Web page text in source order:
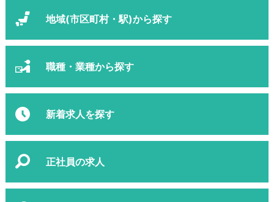
地域(市区町村・駅)から探す
職種・業種から探す
新着求人を探す
正社員の求人